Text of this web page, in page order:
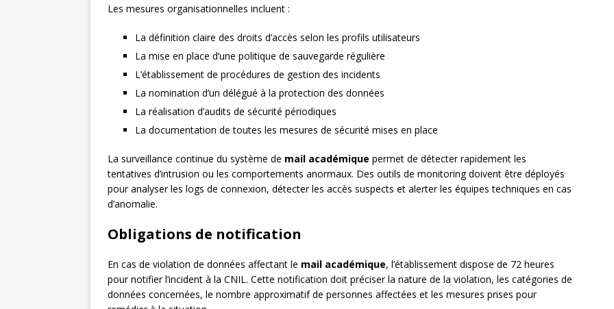
Les mesures organisationnelles incluent :
La définition claire des droits d’accès selon les profils utilisateurs
La mise en place d’une politique de sauvegarde régulière
L’établissement de procédures de gestion des incidents
La nomination d’un délégué à la protection des données
La réalisation d’audits de sécurité périodiques
La documentation de toutes les mesures de sécurité mises en place
La surveillance continue du système de mail académique permet de détecter rapidement les
tentatives d’intrusion ou les comportements anormaux. Des outils de monitoring doivent être déployés
pour analyser les logs de connexion, détecter les accès suspects et alerter les équipes techniques en cas
d’anomalie.
Obligations de notification
En cas de violation de données affectant le mail académique, l’établissement dispose de 72 heures
pour notifier l’incident à la CNIL. Cette notification doit préciser la nature de la violation, les catégories de
données concernées, le nombre approximatif de personnes affectées et les mesures prises pour